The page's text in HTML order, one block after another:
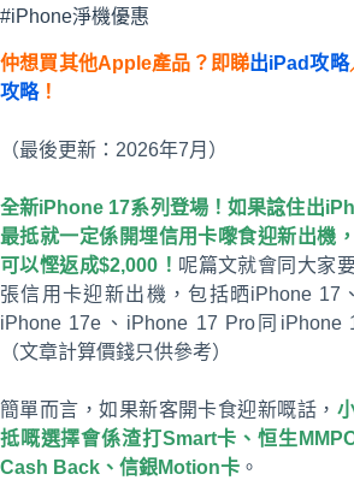
#iPhone淨機優惠
仲想買其他Apple產品？即睇出iPad攻略
攻略！
（最後更新：2026年7月）
全新iPhone 17系列登場！如果諗住出
最抵就一定係開埋信用卡嚟食迎新出機
可以慳返成$2,000！ 呢篇文就會同大家
張信用卡迎新出機，包括晒iPhone 17
iPhone 17e、iPhone 17 Pro同iPhone
（文章計算價錢只供參考）
簡單而言，如果新客開卡食迎新嘅話，
抵嘅選擇會係渣打Smart卡、恒生
Cash Back、信銀Motion卡 。